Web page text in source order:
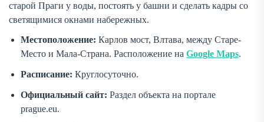
старой Праги у воды, постоять у башни и сделать кадры со
светящимися окнами набережных.
Местоположение: Карлов мост, Влтава, между Старе-
Место и Мала-Страна. Расположение на Google Maps.
Расписание: Круглосуточно.
Официальный сайт: Раздел объекта на портале
prague.eu.